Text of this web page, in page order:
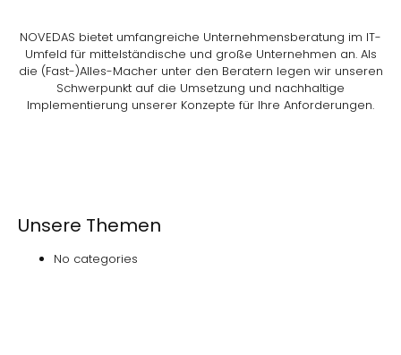
NOVEDAS bietet umfangreiche Unternehmensberatung im IT-
Umfeld für mittelständische und große Unternehmen an. Als
die (Fast-)Alles-Macher unter den Beratern legen wir unseren
Schwerpunkt auf die Umsetzung und nachhaltige
Implementierung unserer Konzepte für Ihre Anforderungen.
Unsere Themen
No categories